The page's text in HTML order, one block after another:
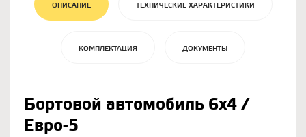
ОПИСАНИЕ ТЕХНИЧЕСКИЕ ХАРАКТЕРИСТИКИ
КОМПЛЕКТАЦИЯ ДОКУМЕНТЫ
Бортовой автомобиль 6х4 /
Евро-5